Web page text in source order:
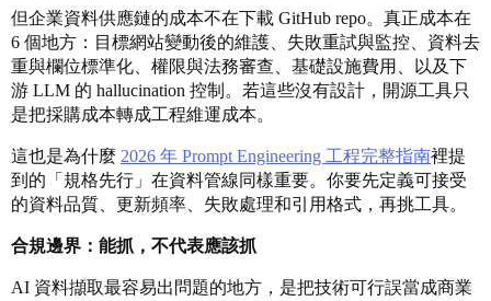
但企業資料供應鏈的成本不在下載 GitHub repo。真正成本在
6 個地方：目標網站變動後的維護、失敗重試與監控、資料去
重與欄位標準化、權限與法務審查、基礎設施費用、以及下
游 LLM 的 hallucination 控制。若這些沒有設計，開源工具只
是把採購成本轉成工程維運成本。
這也是為什麼 2026 年 Prompt Engineering 工程完整指南裡提
到的「規格先行」在資料管線同樣重要。你要先定義可接受
的資料品質、更新頻率、失敗處理和引用格式，再挑工具。
合規邊界：能抓，不代表應該抓
AI 資料擷取最容易出問題的地方，是把技術可行誤當成商業